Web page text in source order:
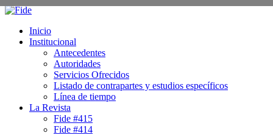
Inicio
Institucional
Antecedentes
Autoridades
Servicios Ofrecidos
Listado de contrapartes y estudios específicos
Línea de tiempo
La Revista
Fide #415
Fide #414